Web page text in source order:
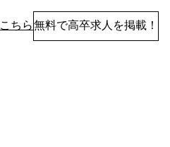
ちら無料で高卒求人を掲載！